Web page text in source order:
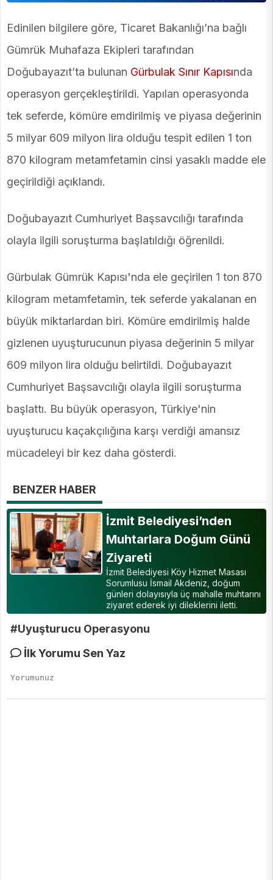
Edinilen bilgilere göre, Ticaret Bakanlığı’na bağlı
Gümrük Muhafaza Ekipleri tarafından
Doğubayazıt’ta bulunan Gürbulak Sınır Kapısında
operasyon gerçekleştirildi. Yapılan operasyonda
tek seferde, kömüre emdirilmiş ve piyasa değerinin
5 milyar 609 milyon lira olduğu tespit edilen 1 ton
870 kilogram metamfetamin cinsi yasaklı madde ele
geçirildiği açıklandı.
Doğubayazıt Cumhuriyet Başsavcılığı tarafında
olayla ilgili soruşturma başlatıldığı öğrenildi.
Gürbulak Gümrük Kapısı'nda ele geçirilen 1 ton 870
kilogram metamfetamin, tek seferde yakalanan en
büyük miktarlardan biri. Kömüre emdirilmiş halde
gizlenen uyuşturucunun piyasa değerinin 5 milyar
609 milyon lira olduğu belirtildi. Doğubayazıt
Cumhuriyet Başsavcılığı olayla ilgili soruşturma
başlattı. Bu büyük operasyon, Türkiye'nin
uyuşturucu kaçakçılığına karşı verdiği amansız
mücadeleyi bir kez daha gösterdi.
BENZER HABER
İzmit Belediyesi’nden
Muhtarlara Doğum Günü
Ziyareti
İzmit Belediyesi Köy Hizmet Masası
Sorumlusu İsmail Akdeniz, doğum
günleri dolayısıyla üç mahalle muhtarını
ziyaret ederek iyi dileklerini iletti.
#Uyuşturucu Operasyonu
İlk Yorumu Sen Yaz